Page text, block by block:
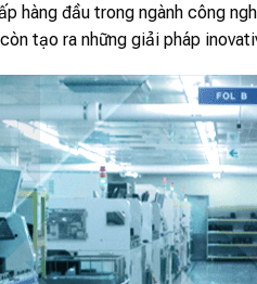
hàng đầu trong ngành công
tạo ra những giải pháp